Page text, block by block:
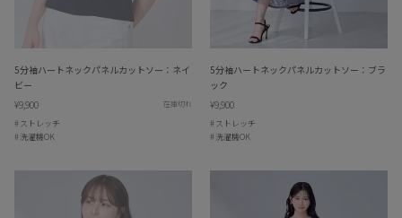
5分袖ハートネックパネルカットソー：ネイ
ビー
¥9,900
在庫切れ
ストレッチ
洗濯機OK
5分袖ハートネックパネルカットソー：ブラ
ック
¥9,900
ストレッチ
洗濯機OK